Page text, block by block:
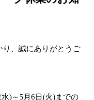
、誠にありがとうご
)～5月6日(火)までの